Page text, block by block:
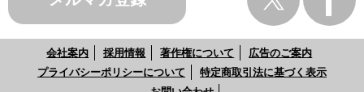
会社案内 採用情報 著作権について
広告のご案内
プライバシーポリシーについて
特定商取引法に基づく表示